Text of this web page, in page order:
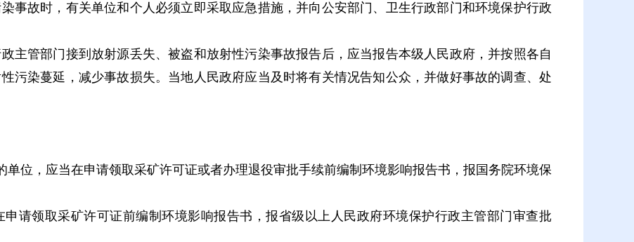
事故时，有关单位和个人必须立即采取应急措施，并向公安部门、卫生行政部门和环境保护行政
主管部门接到放射源丢失、被盗和放射性污染事故报告后，应当报告本级人民政府，并按照各自
污染蔓延，减少事故损失。当地人民政府应当及时将有关情况告知公众，并做好事故的调查、处
位，应当在申请领取采矿许可证或者办理退役审批手续前编制环境影响报告书，报国务院环境保
请领取采矿许可证前编制环境影响报告书，报省级以上人民政府环境保护行政主管部门审查批